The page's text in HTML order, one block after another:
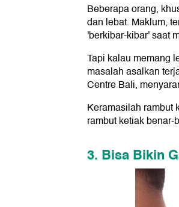
Beberapa orang,
dan lebat. Maklum,
'berkibar-kibar' saat
Tapi kalau memang
masalah asalkan
Centre Bali,
Keramasilah rambut
rambut ketiak
3. Bisa Bikin